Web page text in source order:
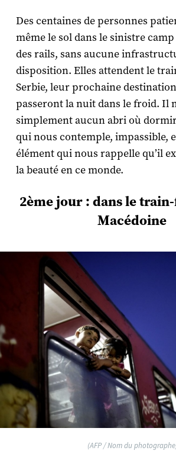
Des centaines de personnes
même le sol dans le sinistre
des rails, sans aucune
disposition. Elles attendent le
Serbie, leur prochaine
passeront la nuit dans le froid. Il
simplement aucun abri où
qui nous contemple, impassible,
élément qui nous rappelle qu’il
la beauté en ce monde.
2ème jour : dans le
Macédoine
(AFP / Nom du